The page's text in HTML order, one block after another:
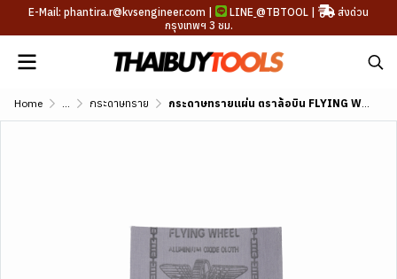
E-Mail: phantira.r@kvsengineer.com | LINE @TBTOOL |
ส่งด่วน
กรุงเทพฯ 3 ชม.
Home ... กระดาษทราย กระดาษทรายแผ่น ตราล้อบิน FLYING WHEEL ขนาด 9"x11"